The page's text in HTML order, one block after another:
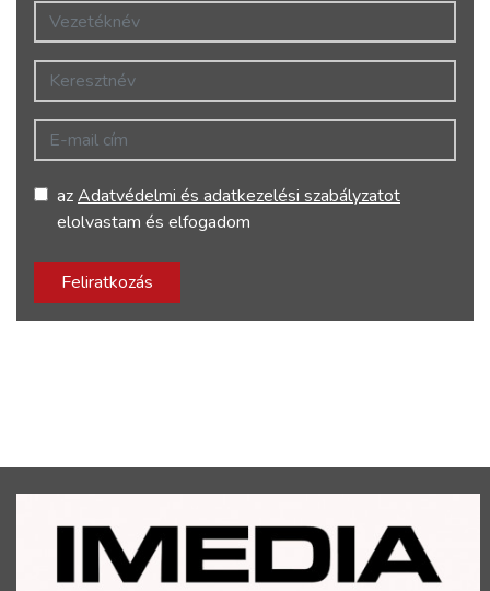
Vezetéknév
Keresztnév
E-mail cím
azAdatvédelmi és adatkezelési szabályzatot
elolvastam és elfogadom
Feliratkozás